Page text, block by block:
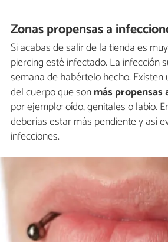
Zonas propensas a
Si acabas de salir de la tienda es
piercing esté infectado. La infección
semana de habértelo hecho. Existen
del cuerpo que sonmás propensas
por ejemplo: oído, genitales o labio.
deberías estar más pendiente y así
infecciones.